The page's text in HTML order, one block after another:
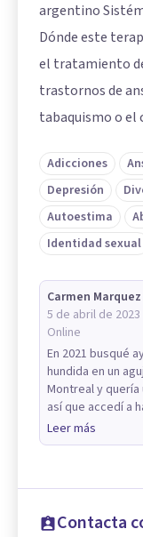
argentino
Dónde este
el tratamiento
trastornos de
tabaquismo o el
Adicciones
Depresión
Autoestima
Identidad sexual
Carmen Marquez
5 de abril de 2023
Online
En 2021 busqué
hundida en un
Montreal y
así que accedí a
Leer más
Contacta